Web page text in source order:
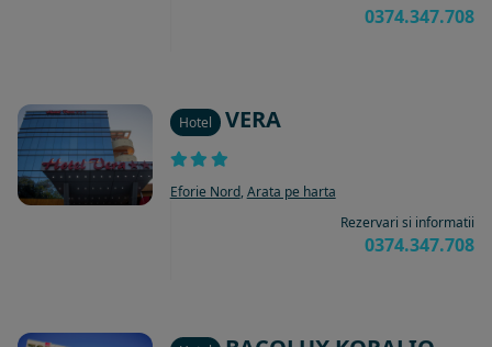
0374.347.708
Hotel VERA
Eforie Nord, Arata pe harta
Rezervari si informatii
0374.347.708